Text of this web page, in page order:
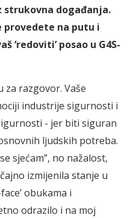
događanja.
provedete na putu i
‘redoviti’ posao u G4S-
za razgovor. Vaše
industrije sigurnosti i
- jer biti siguran
ljudskih potreba.
sjećam”, no nažalost,
izmijenila stanje u
obukama i
odrazilo i na moj